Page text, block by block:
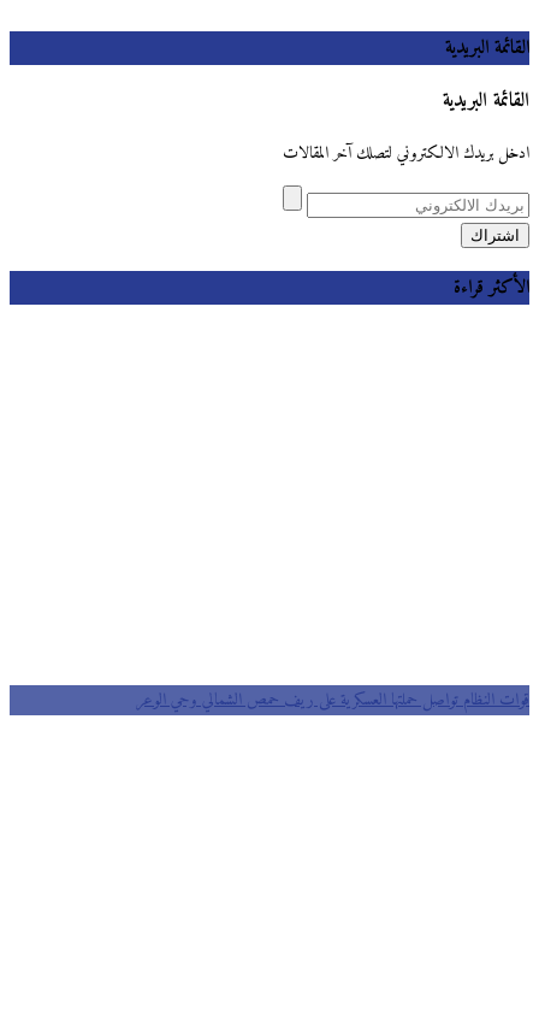
القائمة البريدية
القائمة البريدية
ادخل بريدك الالكتروني لتصلك آخر المقالات
الأكثر قراءة
قوات النظام تواصل حملتها العسكرية على ريف حمص الشمالي وحي الوعر